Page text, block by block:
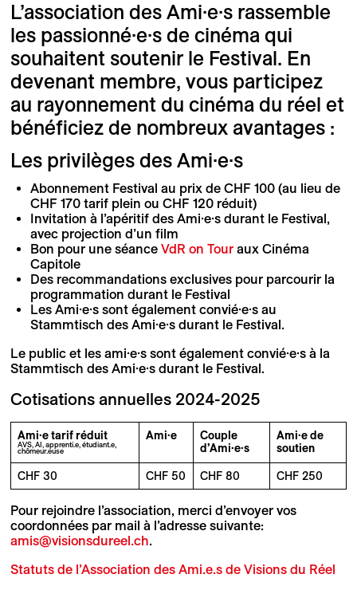
L’association des Ami·e·s rassemble
les passionné·e·s de cinéma qui
souhaitent soutenir le Festival. En
devenant membre, vous participez
au rayonnement du cinéma du réel et
bénéficiez de nombreux avantages :
Les privilèges des Ami·e·s
Abonnement Festival au prix de CHF 100 (au lieu de
CHF 170 tarif plein ou CHF 120 réduit)
Invitation à l’apéritif des Ami·e·s durant le Festival,
avec projection d’un film
Bon pour une séanceVdR on Tour aux Cinéma
Capitole
Des recommandations exclusives pour parcourir la
programmation durant le Festival
Les Ami·e·s sont également convié·e·s au
Stammtisch des Ami·e·s durant le Festival.
Le public et les ami·e·s sont également convié·e·s à la
Stammtisch des Ami·e·s durant le Festival.
Cotisations annuelles 2024-2025
Ami·e tarif réduit
AVS, AI, apprenti.e, étudiant.e,
chômeur.euse
Ami·e
Couple
d’Ami·e·s
Ami·e de
soutien
CHF 30 CHF 50 CHF 80 CHF 250
Pour rejoindre l’association, merci d’envoyer vos
coordonnées par mail à l’adresse suivante:
amis@visionsdureel.ch.
Statuts de l’Association des Ami.e.s de Visions du Réel